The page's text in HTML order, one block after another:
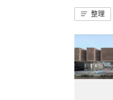
整理